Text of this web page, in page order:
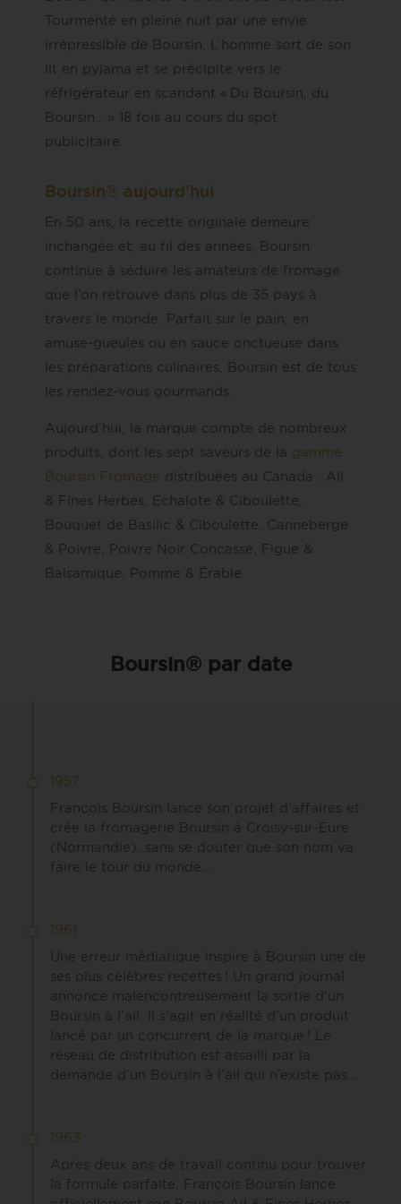
Tourmenté en pleine nuit par une envie
irrépressible de Boursin. L’homme sort de son
lit en pyjama et se précipite vers le
réfrigérateur en scandant « Du Boursin, du
Boursin… » 18 fois au cours du spot
publicitaire.
Boursin® aujourd’hui
En 50 ans, la recette originale demeure
inchangée et, au fil des années, Boursin
continue à séduire les amateurs de fromage
que l’on retrouve dans plus de 35 pays à
travers le monde. Parfait sur le pain, en
amuse-gueules ou en sauce onctueuse dans
les préparations culinaires, Boursin est de tous
les rendez-vous gourmands.
Aujourd’hui, la marque compte de nombreux
produits, dont les sept saveurs de la gamme
Boursin Fromage distribuées au Canada : Ail
& Fines Herbes, Échalote & Ciboulette,
Bouquet de Basilic & Ciboulette, Canneberge
& Poivre, Poivre Noir Concassé, Figue &
Balsamique, Pomme & Érable.
Boursin® par date
1957
François Boursin lance son projet d’affaires et
crée la fromagerie Boursin à Croisy-sur-Eure
(Normandie), sans se douter que son nom va
faire le tour du monde…
1961
Une erreur médiatique inspire à Boursin une de
ses plus célèbres recettes ! Un grand journal
annonce malencontreusement la sortie d’un
Boursin à l’ail. Il s’agit en réalité d’un produit
lancé par un concurrent de la marque ! Le
réseau de distribution est assailli par la
demande d’un Boursin à l’ail qui n’existe pas…
1963
Après deux ans de travail continu pour trouver
la formule parfaite, François Boursin lance